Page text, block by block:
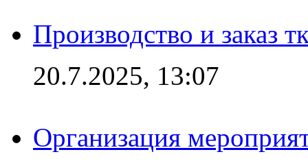
Производство и заказ
20.7.2025, 13:07
Организация